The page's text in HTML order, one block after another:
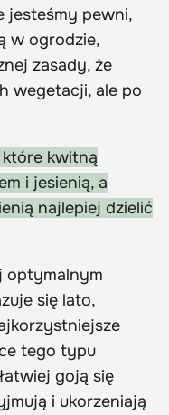
jesteśmy pewni,
w ogrodzie,
zasady, że
wegetacji, ale po
kwitną
i jesienią, a
najlepiej dzielić
optymalnym
się lato,
tego typu
goją się
i ukorzeniają